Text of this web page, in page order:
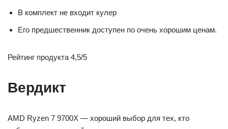
В комплект не входит кулер
Его предшественник доступен по очень хорошим ценам.
Рейтинг продукта 4,5/5
Вердикт
AMD Ryzen 7 9700X — хороший выбор для тех, кто